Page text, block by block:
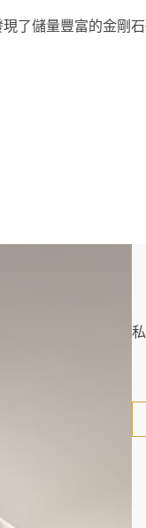
了儲量豐富的金剛